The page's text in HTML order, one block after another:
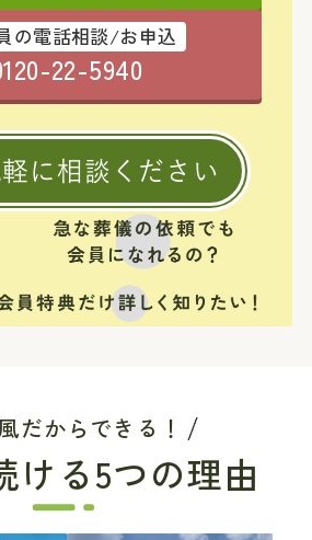
の電話相談/お申込
22-5940
に相談ください
だからできる！
ける5つの理由